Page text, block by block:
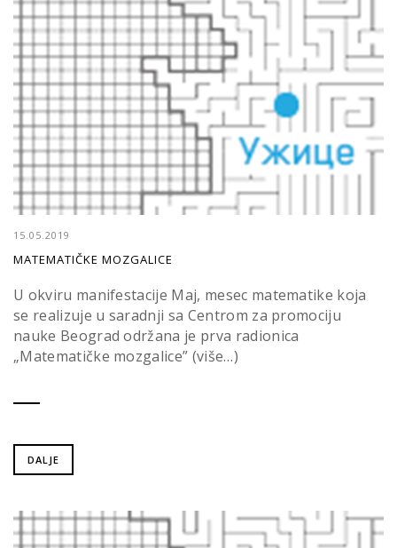
15.05.2019
MATEMATIČKE MOZGALICE
U okviru manifestacije Maj, mesec matematike koja
se realizuje u saradnji sa Centrom za promociju
nauke Beograd održana je prva radionica
„Matematičke mozgalice” (više…)
DALJE